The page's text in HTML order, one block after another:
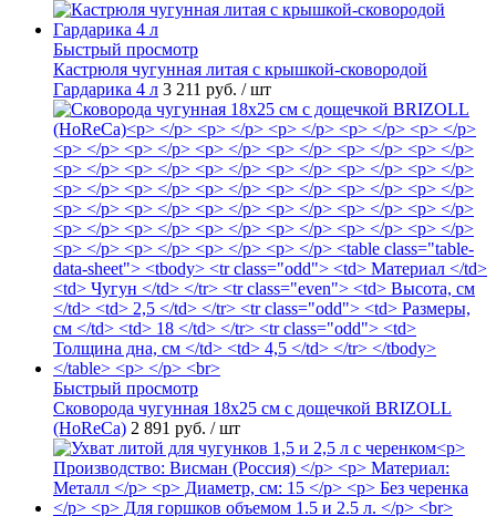
Быстрый просмотр
Кастрюля чугунная литая с крышкой-сковородой
Гардарика 4 л 3 211 руб. / шт
Быстрый просмотр
Сковорода чугунная 18х25 см с дощечкой BRIZOLL
(HoReCa) 2 891 руб. / шт